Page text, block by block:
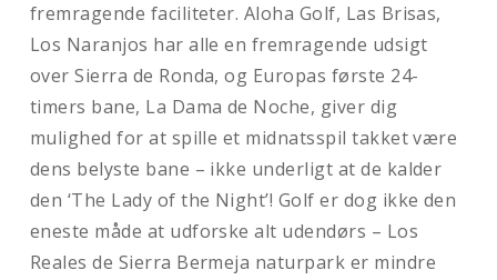
fremragende faciliteter. Aloha Golf, Las Brisas,
Los Naranjos har alle en fremragende udsigt
over Sierra de Ronda, og Europas første 24-
timers bane, La Dama de Noche, giver dig
mulighed for at spille et midnatsspil takket være
dens belyste bane – ikke underligt at de kalder
den ‘The Lady of the Night’! Golf er dog ikke den
eneste måde at udforske alt udendørs – Los
Reales de Sierra Bermeja naturpark er mindre